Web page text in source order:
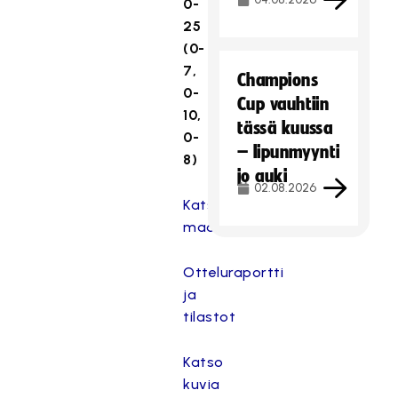
0-
25
(0-
7,
0-
10,
0-
8)
Katso
maalikooste.
Otteluraportti
ja
tilastot
Katso
kuvia
Champions
Cup vauhtiin
tässä kuussa
– lipunmyynti
jo auki
02.08.2026